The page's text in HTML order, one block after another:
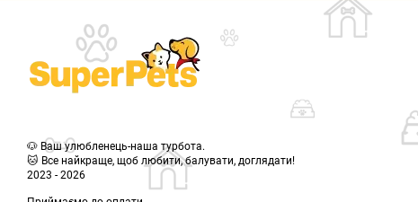
🐶 Ваш улюбленець-наша турбота.
🐱 Все найкраще, щоб любити, балувати, доглядати!
2023 - 2026